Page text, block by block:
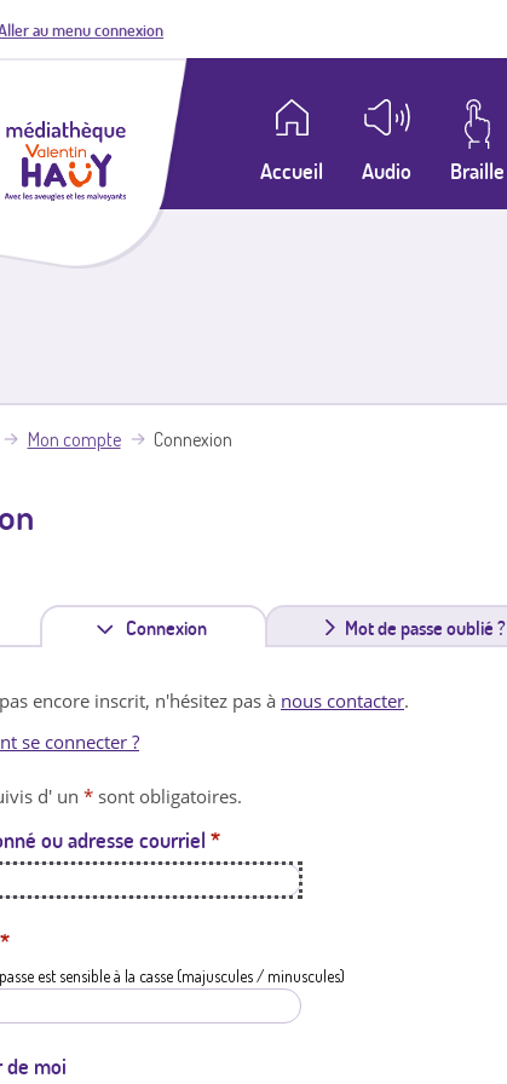
au menu connexion
Accueil Audio Braille
Mon compte Connexion
Connexion
n
l
e
Mot de passe oublié ?
encore inscrit, n'hésitez pas à nous contacter.
se connecter ?
d' un * sont obligatoires.
ou adresse courriel *
*
est sensible à la casse (majuscules / minuscules)
de moi